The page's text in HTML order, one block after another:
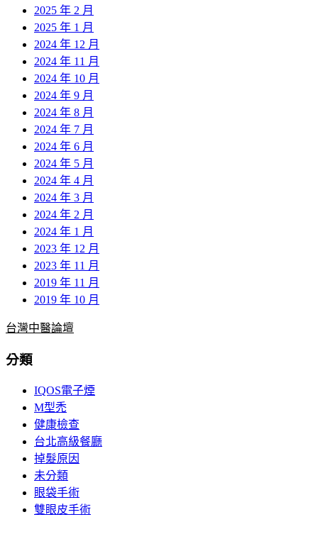
2025 年 2 月
2025 年 1 月
2024 年 12 月
2024 年 11 月
2024 年 10 月
2024 年 9 月
2024 年 8 月
2024 年 7 月
2024 年 6 月
2024 年 5 月
2024 年 4 月
2024 年 3 月
2024 年 2 月
2024 年 1 月
2023 年 12 月
2023 年 11 月
2019 年 11 月
2019 年 10 月
台灣中醫論壇
分類
IQOS電子煙
M型禿
健康檢查
台北高級餐廳
掉髮原因
未分類
眼袋手術
雙眼皮手術